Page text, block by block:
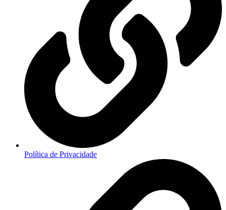
Política de Privacidade